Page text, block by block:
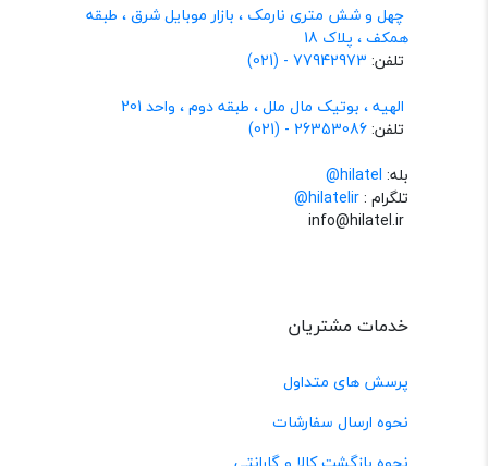
چهل و شش متری نارمک ، بازار موبایل شرق ، طبقه
همکف ، پلاک 18
تلفن: 77942973 - (021)
الهیه ، بوتیک مال ملل ، طبقه دوم ، واحد 201
تلفن:26353086 - (021)
بله: hilatel@
تلگرام :@hilatelir
خدمات مشتریان
پرسش های متداول
نحوه ارسال سفارشات